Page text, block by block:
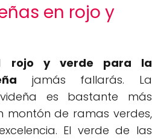
en rojo y
rojo y verde para la
jamás fallarás. La
es bastante más
montón de ramas verdes,
El verde de las